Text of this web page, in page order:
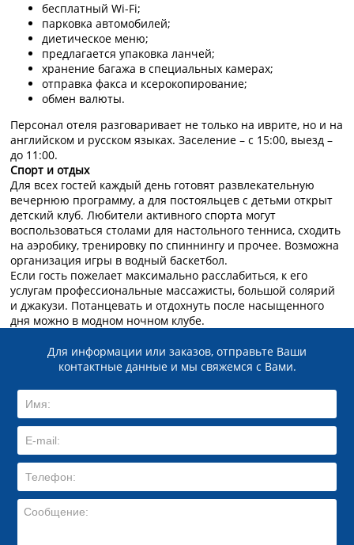
бесплатный Wi-Fi;
парковка автомобилей;
диетическое меню;
предлагается упаковка ланчей;
хранение багажа в специальных камерах;
отправка факса и ксерокопирование;
обмен валюты.
Персонал отеля разговаривает не только на иврите, но и на
английском и русском языках. Заселение – с 15:00, выезд –
до 11:00.
Спорт и отдых
Для всех гостей каждый день готовят развлекательную
вечернюю программу, а для постояльцев с детьми открыт
детский клуб. Любители активного спорта могут
воспользоваться столами для настольного тенниса, сходить
на аэробику, тренировку по спиннингу и прочее. Возможна
организация игры в водный баскетбол.
Если гость пожелает максимально расслабиться, к его
услугам профессиональные массажисты, большой солярий
и джакузи. Потанцевать и отдохнуть после насыщенного
дня можно в модном ночном клубе.
Для информации или заказов, отправьте Ваши
контактные данные и мы свяжемся с Вами.